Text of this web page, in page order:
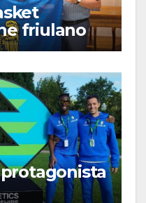
friulano